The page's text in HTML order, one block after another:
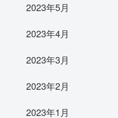
2023年5月
2023年4月
2023年3月
2023年2月
2023年1月